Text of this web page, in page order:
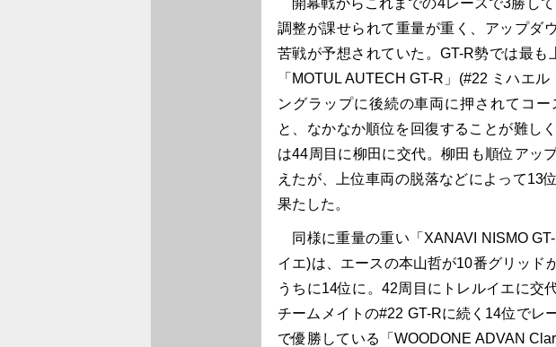
開幕戦からこれまでの4レースで3勝し
調整が課せられて重量が重く、アップダ
苦戦が予想されていた。GT-R勢では最も
「MOTUL AUTECH GT-R」(#22 ミハエ
ングラップに後続の車両に押されてコ
と、なかなか順位を回復することが難し
は44周目に柳田に交代。柳田も順位アッ
えたが、上位車両の脱落などによって13
果たした。
同様に重量の重い「XANAVI NISMO
イエ)は、エースの本山哲が10番グリッド
うちに14位に。42周目にトレルイエに交
チームメイトの#22 GT-Rに続く14位でレ
で優勝している「WOODONE ADVAN